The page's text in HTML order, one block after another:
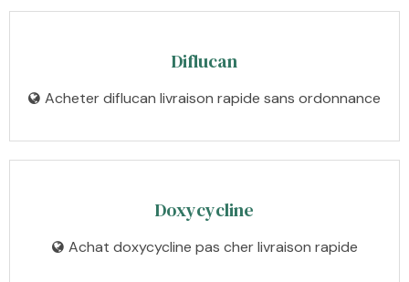
Diflucan
Acheter diflucan livraison rapide sans ordonnance
Doxycycline
Achat doxycycline pas cher livraison rapide